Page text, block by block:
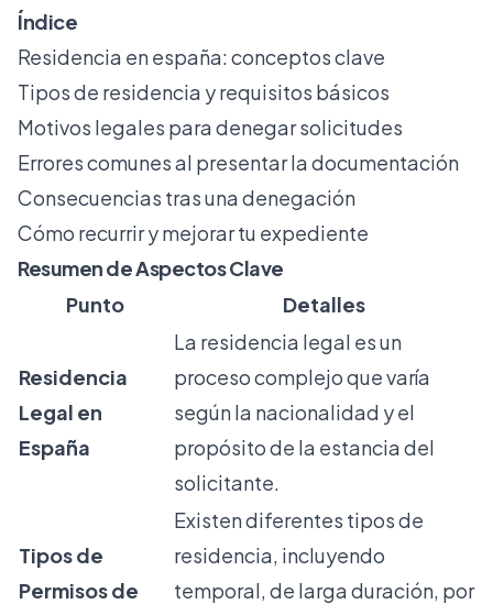
Índice
Residencia en españa: conceptos clave
Tipos de residencia y requisitos básicos
Motivos legales para denegar solicitudes
Errores comunes al presentar la documentación
Consecuencias tras una denegación
Cómo recurrir y mejorar tu expediente
Resumen de Aspectos Clave
Punto
Detalles
Residencia
Legal en
España
La residencia legal es un
proceso complejo que varía
según la nacionalidad y el
propósito de la estancia del
solicitante.
Tipos de
Permisos de
Existen diferentes tipos de
residencia, incluyendo
temporal, de larga duración, por